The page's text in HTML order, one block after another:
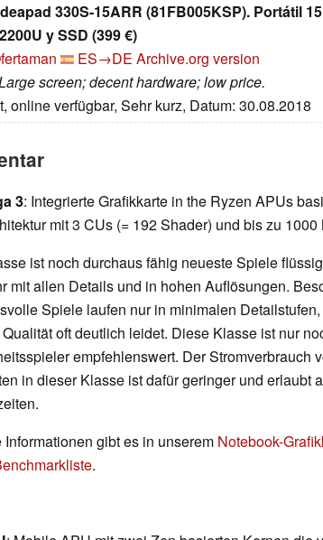
330S-15ARR (81FB005KSP). Portátil
y SSD (399 €)
ES→DE Archive.org version
screen; decent hardware; low price.
online verfügbar, Sehr kurz, Datum: 30.08.2018
3: Integrierte Grafikkarte in the Ryzen APUs
mit 3 CUs (= 192 Shader) und bis zu 1000
ist noch durchaus fähig neueste Spiele
mit allen Details und in hohen Auflösungen.
Spiele laufen nur in minimalen
oft deutlich leidet. Diese Klasse ist nur
empfehlenswert. Der Stromverbrauch
in dieser Klasse ist dafür geringer und erlaubt
Informationen gibt es in unserem Notebook-
.